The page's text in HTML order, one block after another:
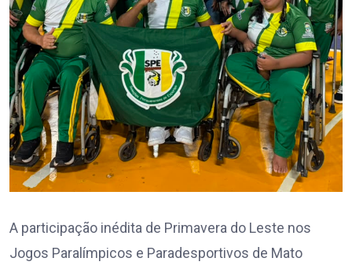
A participação inédita de Primavera do Leste nos
Jogos Paralímpicos e Paradesportivos de Mato